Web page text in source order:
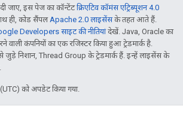
जाए, इस पेज का कॉन्टेंटक्रिएटिव कॉमंस एट्रिब्यूशन 4.0
ही, कोड सैंपलApache 2.0 लाइसेंसके तहत आते हैं.
Developers साइट की नीतियांदेखें. Java, Oracle का
कंपनियों का एक रजिस्टर किया हुआ ट्रेडमार्क है.
निशान, Thread Group के ट्रेडमार्क हैं. इन्हें लाइसेंस के
को अपडेट किया गया.